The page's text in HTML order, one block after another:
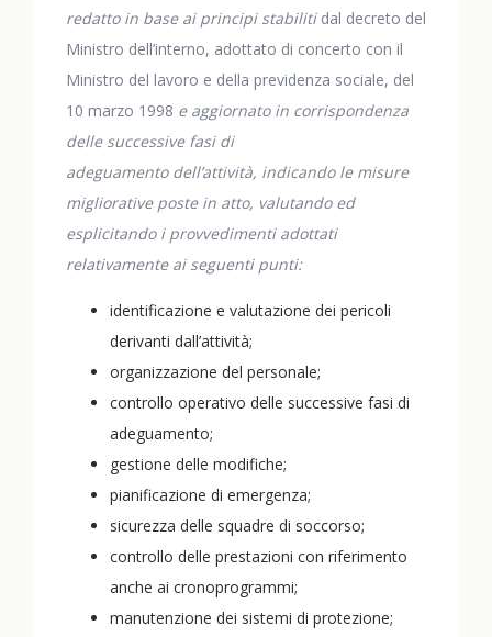
redatto in base ai principi stabiliti dal decreto del
Ministro dell’interno, adottato di concerto con il
Ministro del lavoro e della previdenza sociale, del
10 marzo 1998 e aggiornato in corrispondenza
delle successive fasi di
adeguamento dell’attività, indicando le misure
migliorative poste in atto, valutando ed
esplicitando i provvedimenti adottati
relativamente ai seguenti punti:
identificazione e valutazione dei pericoli
derivanti dall’attività;
organizzazione del personale;
controllo operativo delle successive fasi di
adeguamento;
gestione delle modifiche;
pianificazione di emergenza;
sicurezza delle squadre di soccorso;
controllo delle prestazioni con riferimento
anche ai cronoprogrammi;
manutenzione dei sistemi di protezione;